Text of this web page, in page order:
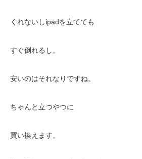
くれないしipadを立てても
すぐ倒れるし。
安いのはそれなりですね。
ちゃんと立つやつに
買い換えます。